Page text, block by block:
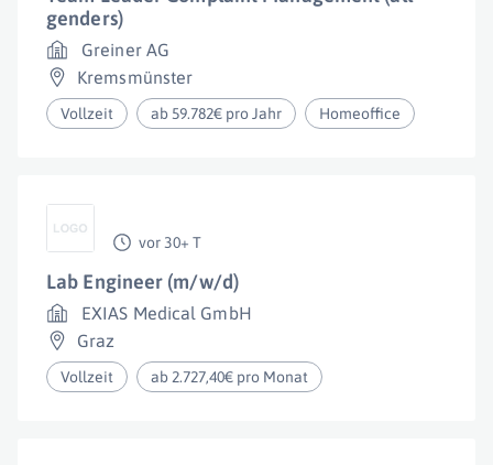
genders)
Greiner AG
Kremsmünster
Vollzeit ab 59.782€ pro Jahr Homeoffice
vor 30+ T
Lab Engineer (m/w/d)
EXIAS Medical GmbH
Graz
Vollzeit ab 2.727,40€ pro Monat